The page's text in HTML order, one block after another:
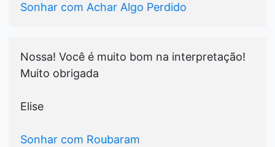
Sonhar com Achar Algo Perdido
Nossa! Você é muito bom na interpretação!
Muito obrigada
Elise
Sonhar com Roubaram